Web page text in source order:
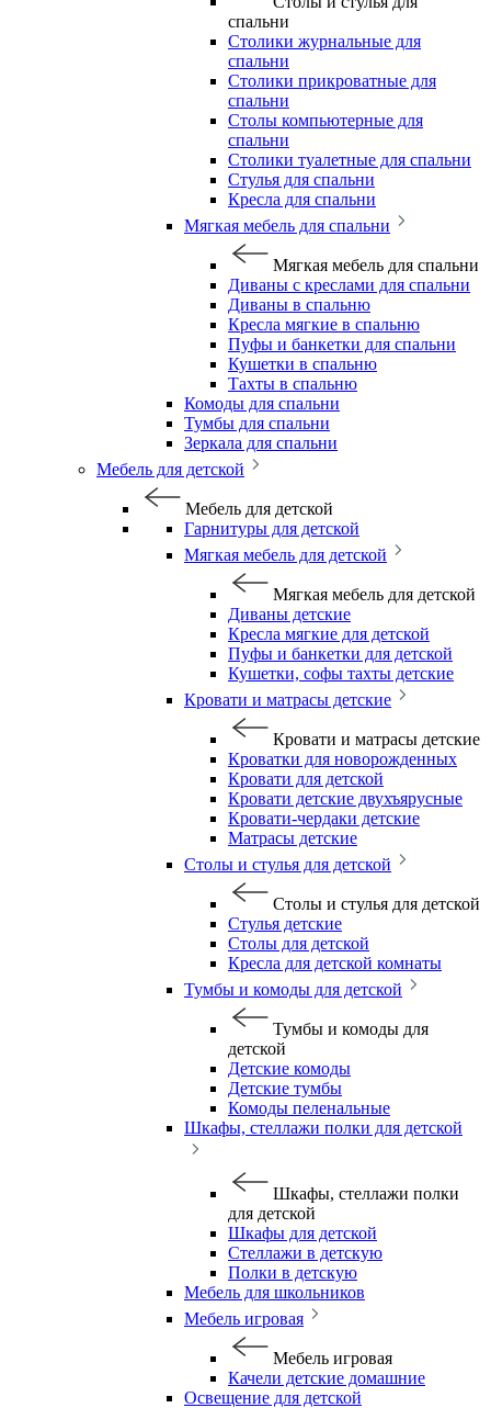
спальни
Столики журнальные для
спальни
Столики прикроватные для
спальни
Столы компьютерные для
спальни
Столики туалетные для спальни
Стулья для спальни
Кресла для спальни
Мягкая мебель для спальни
Мягкая мебель для спальни
Диваны с креслами для спальни
Диваны в спальню
Кресла мягкие в спальню
Пуфы и банкетки для спальни
Кушетки в спальню
Тахты в спальню
Комоды для спальни
Тумбы для спальни
Зеркала для спальни
Мебель для детской
Мебель для детской
Гарнитуры для детской
Мягкая мебель для детской
Мягкая мебель для детской
Диваны детские
Кресла мягкие для детской
Пуфы и банкетки для детской
Кушетки, софы тахты детские
Кровати и матрасы детские
Кровати и матрасы детские
Кроватки для новорожденных
Кровати для детской
Кровати детские двухъярусные
Кровати-чердаки детские
Матрасы детские
Столы и стулья для детской
Столы и стулья для детской
Стулья детские
Столы для детской
Кресла для детской комнаты
Тумбы и комоды для детской
Тумбы и комоды для
детской
Детские комоды
Детские тумбы
Комоды пеленальные
Шкафы, стеллажи полки для детской
Шкафы, стеллажи полки
для детской
Шкафы для детской
Стеллажи в детскую
Полки в детскую
Мебель для школьников
Мебель игровая
Мебель игровая
Качели детские домашние
Освещение для детской